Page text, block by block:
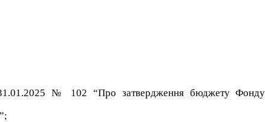
№ 102 “Про затвердження бюджету Фонду